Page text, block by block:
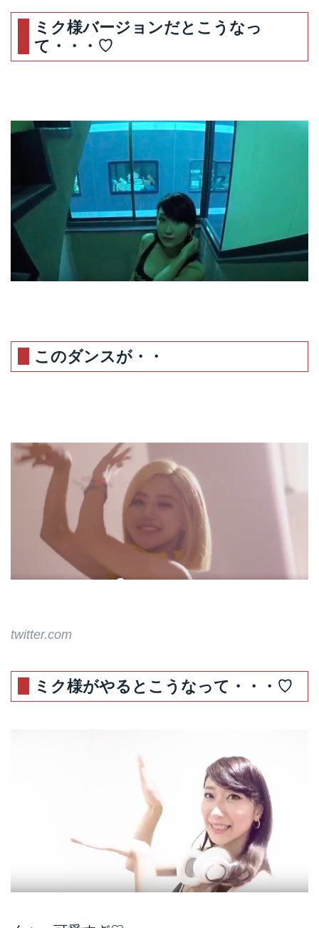
ミク様バージョンだとこうなっ
て・・・♡
このダンスが・・
twitter.com
ミク様がやるとこうなって・・・♡